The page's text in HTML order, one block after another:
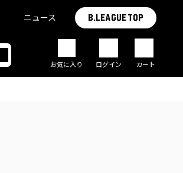
ニュース B.LEAGUE TOP
お気に入り ログイン カート